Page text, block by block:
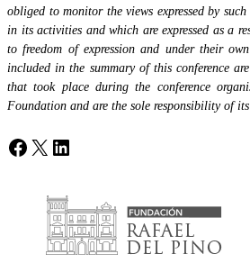
obliged to monitor the views expressed by
in its activities and which are expressed as a
to freedom of expression and under their
included in the summary of this conference
that took place during the conference
Foundation and are the sole responsibility of its
Facebook
X LinkedIn